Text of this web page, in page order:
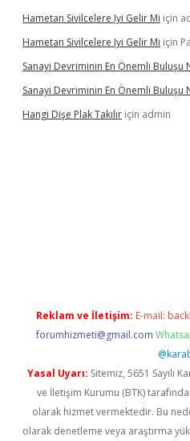
Hametan Sivilcelere Iyi Gelir Mi için
Hametan Sivilcelere Iyi Gelir Mi için
Sanayi Devriminin En Önemli Buluşu
Sanayi Devriminin En Önemli Buluşu
Hangi Dişe Plak Takılır için admin
Reklam ve İletişim: E-mail:
forumhizmeti@gmail.com
Yasal Uyarı: Sitemiz, 5651 Sayılı
ve İletişim Kurumu (BTK)
olarak hizmet vermektedir. Bu
olarak denetleme veya araştırma